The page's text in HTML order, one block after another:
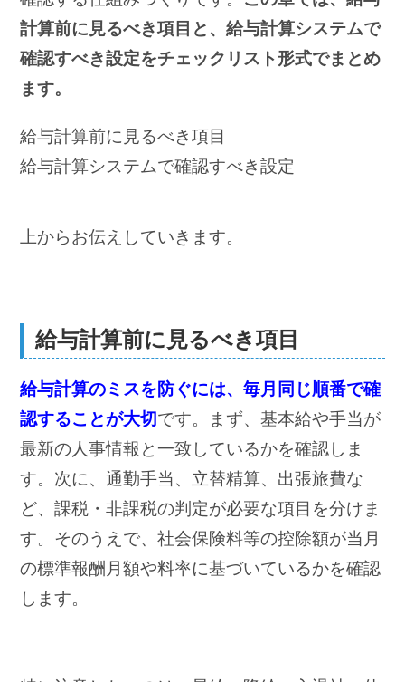
計算前に見るべき項目と、給与計算システムで
確認すべき設定をチェックリスト形式でまとめ
ます。
給与計算前に見るべき項目
給与計算システムで確認すべき設定
上からお伝えしていきます。
給与計算前に見るべき項目
給与計算のミスを防ぐには、毎月同じ順番で確
認することが大切です。まず、基本給や手当が
最新の人事情報と一致しているかを確認しま
す。次に、通勤手当、立替精算、出張旅費な
ど、課税・非課税の判定が必要な項目を分けま
す。そのうえで、社会保険料等の控除額が当月
の標準報酬月額や料率に基づいているかを確認
します。